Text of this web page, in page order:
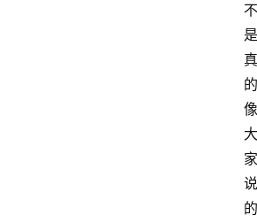
不
是
真
的
像
大
家
说
的